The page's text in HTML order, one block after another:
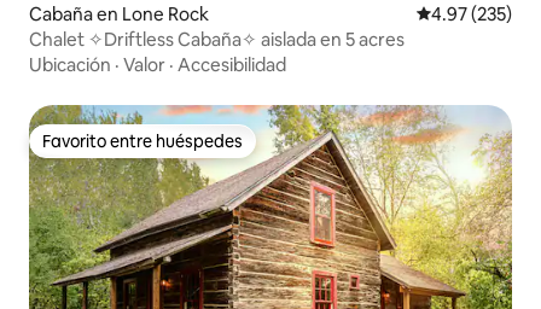
Cabaña en Lone Rock Calificación
4.97 (235)
Chalet ✧Driftless Cabaña✧ aislada en 5 acres
Ubicación · Valor · Accesibilidad
Favorito entre huéspedes
Favorito entre huéspedes